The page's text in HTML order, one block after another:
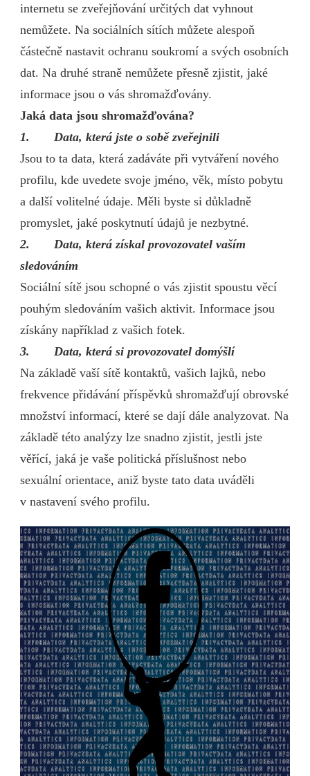
internetu se zveřejňování určitých dat vyhnout
nemůžete. Na sociálních sítích můžete alespoň
částečně nastavit ochranu soukromí a svých osobních
dat. Na druhé straně nemůžete přesně zjistit, jaké
informace jsou o vás shromažďovány.
Jaká data jsou shromažďována?
1. Data, která jste o sobě zveřejnili
Jsou to ta data, která zadáváte při vytváření nového
profilu, kde uvedete svoje jméno, věk, místo pobytu
a další volitelné údaje. Měli byste si důkladně
promyslet, jaké poskytnutí údajů je nezbytné.
2. Data, která získal provozovatel vaším
sledováním
Sociální sítě jsou schopné o vás zjistit spoustu věcí
pouhým sledováním vašich aktivit. Informace jsou
získány například z vašich fotek.
3. Data, která si provozovatel domýšlí
Na základě vaší sítě kontaktů, vašich lajků, nebo
frekvence přidávání příspěvků shromažďují obrovské
množství informací, které se dají dále analyzovat. Na
základě této analýzy lze snadno zjistit, jestli jste
věřící, jaká je vaše politická příslušnost nebo
sexuální orientace, aniž byste tato data uváděli
v nastavení svého profilu.